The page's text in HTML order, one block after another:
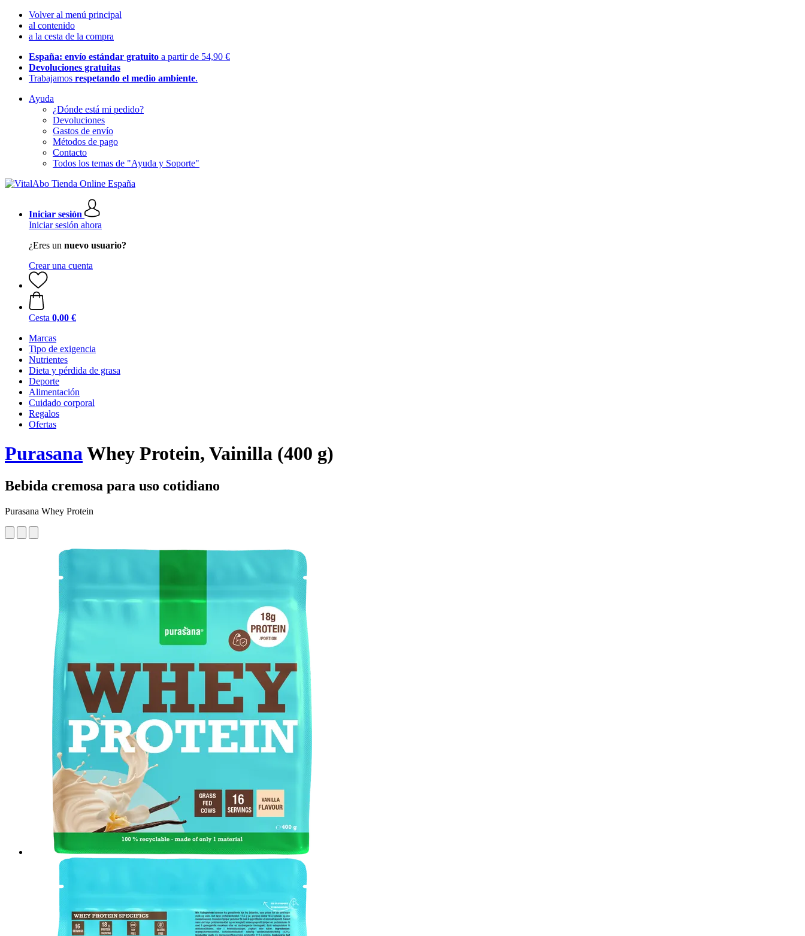
Volver al menú principal
al contenido
a la cesta de la compra
España: envío estándar gratuito a partir de 54,90 €
Devoluciones gratuitas
Trabajamos respetando el medio ambiente.
Ayuda
¿Dónde está mi pedido?
Devoluciones
Gastos de envío
Métodos de pago
Contacto
Todos los temas de "Ayuda y Soporte"
Iniciar sesión
Iniciar sesión ahora
¿Eres un nuevo usuario?
Crear una cuenta
Cesta 0,00 €
Marcas
Tipo de exigencia
Nutrientes
Dieta y pérdida de grasa
Deporte
Alimentación
Cuidado corporal
Regalos
Ofertas
PurasanaWhey Protein, Vainilla (400 g)
Bebida cremosa para uso cotidiano
Purasana Whey Protein